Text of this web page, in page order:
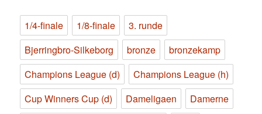
1/4-finale 1/8-finale
3. runde
Bjerringbro-Silkeborg
bronze
bronzekamp
Champions League (d)
Champions League (h)
Cup Winners Cup (d)
Dameligaen
Damerne